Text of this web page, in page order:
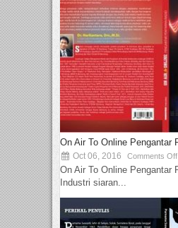
On Air To Online Pengantar
Oct 06, 2016 Comments Off
On Air To Online Pengantar
Industri siaran...